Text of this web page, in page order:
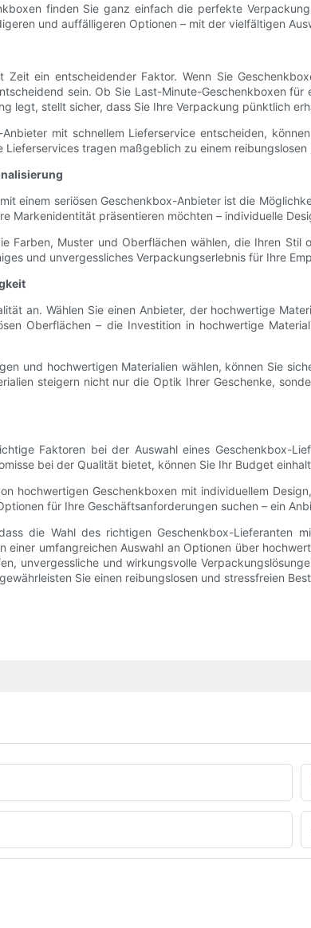
finden Sie ganz einfach die perfekte
und auffälligeren Optionen – mit der vielfältigen
ein entscheidender Faktor. Wenn Sie
sein. Ob Sie Last-Minute-Geschenkboxen
legt, stellt sicher, dass Sie Ihre Verpackung pünktlich
mit schnellem Lieferservice entscheiden,
Lieferservices tragen maßgeblich zu einem
einem seriösen Geschenkbox-Anbieter ist die
Markenidentität präsentieren möchten – individuelle
Farben, Muster und Oberflächen wählen, die Ihren
und unvergessliches Verpackungserlebnis für Ihre
an. Wählen Sie einen Anbieter, der hochwertige
Oberflächen – die Investition in hochwertige
und hochwertigen Materialien wählen, können Sie
steigern nicht nur die Optik Ihrer Geschenke,
Faktoren bei der Auswahl eines Geschenkbox-
bei der Qualität bietet, können Sie Ihr Budget
hochwertigen Geschenkboxen mit individuellem
für Ihre Geschäftsanforderungen suchen – ein
die Wahl des richtigen Geschenkbox-Lieferanten
einer umfangreichen Auswahl an Optionen über
unvergessliche und wirkungsvolle
Sie einen reibungslosen und stressfreien